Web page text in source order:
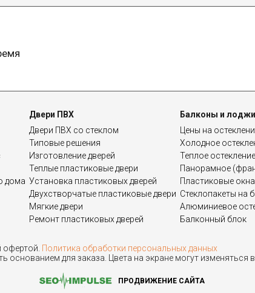
дома
Двери ПВХ
Двери ПВХ со стеклом
Типовые решения
Изготовление дверей
Теплые пластиковые двери
Установка пластиковых дверей
Двухстворчатые пластиковые двери
Мягкие двери
Ремонт пластиковых дверей
Балконы и
Цены на
Холодное
Теплое остекление
Панорамное
Пластиковые
Стеклопакеты на
Алюминиевое
Балконный блок
Политика обработки персональных данных
для заказа. Цвета на экране могут изменяться
ПРОДВИЖЕНИЕ САЙТА